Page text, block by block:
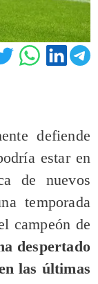
defiende
estar en
de nuevos
temporada
campeón de
despertado
las últimas